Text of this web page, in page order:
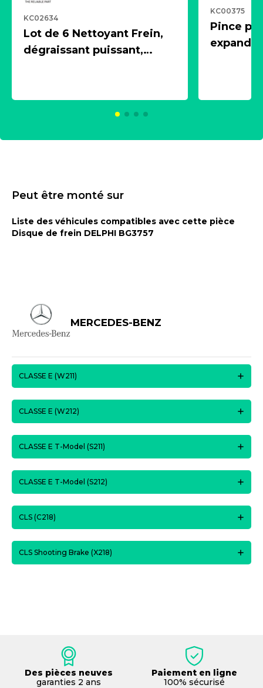
KC02634
Lot de 6 Nettoyant Frein,
dégraissant puissant,
KC00375
Pince
Peut être monté sur
Liste des véhicules compatibles avec cette pièce
Disque de frein DELPHI BG3757
MERCEDES-BENZ
CLASSE E (W211)
CLASSE E (W212)
CLASSE E T-Model (S211)
CLASSE E T-Model (S212)
CLS (C218)
CLS Shooting Brake (X218)
Des pièces neuves
garanties 2 ans
Paiement en ligne
100% sécurisé